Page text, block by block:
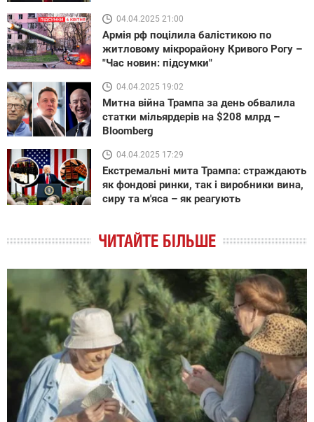
04.04.2025 21:00
Армія рф поцілила балістикою по
житловому мікрорайону Кривого Рогу –
"Час новин: підсумки"
04.04.2025 19:02
Митна війна Трампа за день обвалила
статки мільярдерів на $208 млрд –
Bloomberg
04.04.2025 17:29
Екстремальні мита Трампа: страждають
як фондові ринки, так і виробники вина,
сиру та м'яса – як реагують
ЧИТАЙТЕ БІЛЬШЕ